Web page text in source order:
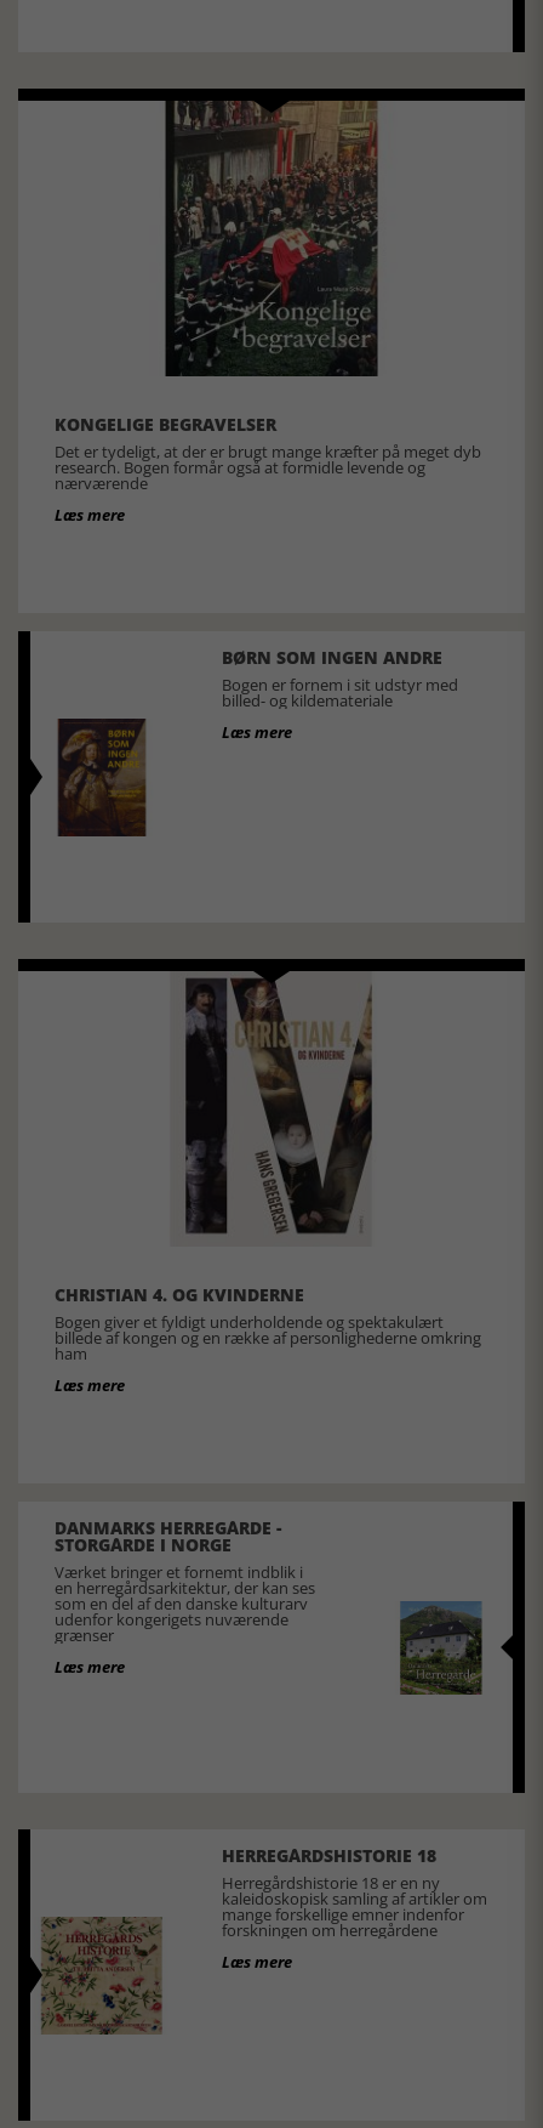
KONGELIGE BEGRAVELSER
Det er tydeligt, at der er brugt mange kræfter på meget dyb
research. Bogen formår også at formidle levende og
nærværende
Læs mere
BØRN SOM INGEN ANDRE
Bogen er fornem i sit udstyr med
billed- og kildemateriale
Læs mere
CHRISTIAN 4. OG KVINDERNE
Bogen giver et fyldigt underholdende og spektakulært
billede af kongen og en række af personlighederne omkring
ham
Læs mere
DANMARKS HERREGÅRDE -
STORGÅRDE I NORGE
Værket bringer et fornemt indblik i
en herregårdsarkitektur, der kan ses
som en del af den danske kulturarv
udenfor kongerigets nuværende
grænser
Læs mere
HERREGÅRDSHISTORIE 18
Herregårdshistorie 18 er en ny
kaleidoskopisk samling af artikler om
mange forskellige emner indenfor
forskningen om herregårdene
Læs mere